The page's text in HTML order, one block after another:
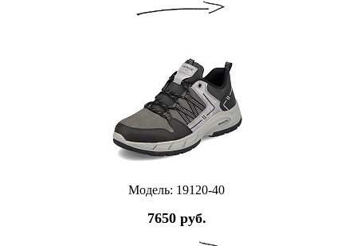
Модель: 19120-40
7650 руб.